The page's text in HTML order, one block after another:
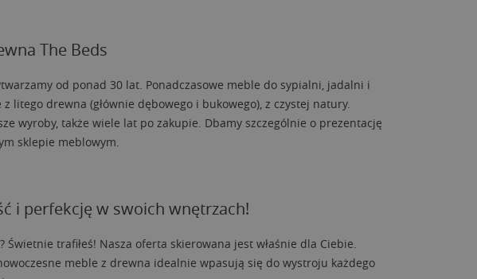
The Beds
od ponad 30 lat. Ponadczasowe meble do sypialni, jadalni i
litego drewna (głównie dębowego i bukowego), z czystej natury.
wyroby, także wiele lat po zakupie. Dbamy szczególnie o prezentację
sklepie meblowym.
i perfekcję w swoich wnętrzach!
trafiłeś! Nasza oferta skierowana jest właśnie dla Ciebie.
meble z drewna idealnie wpasują się do wystroju każdego